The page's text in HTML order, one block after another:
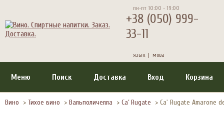
пн-пт 10:00 - 19:00
+38 (050) 999-
33-11
язык | мова
Меню Поиск Доставка Вход Корзина
Вино > Тихое вино > Вальполичелла > Ca’ Rugate > Ca' Rugate Amarone